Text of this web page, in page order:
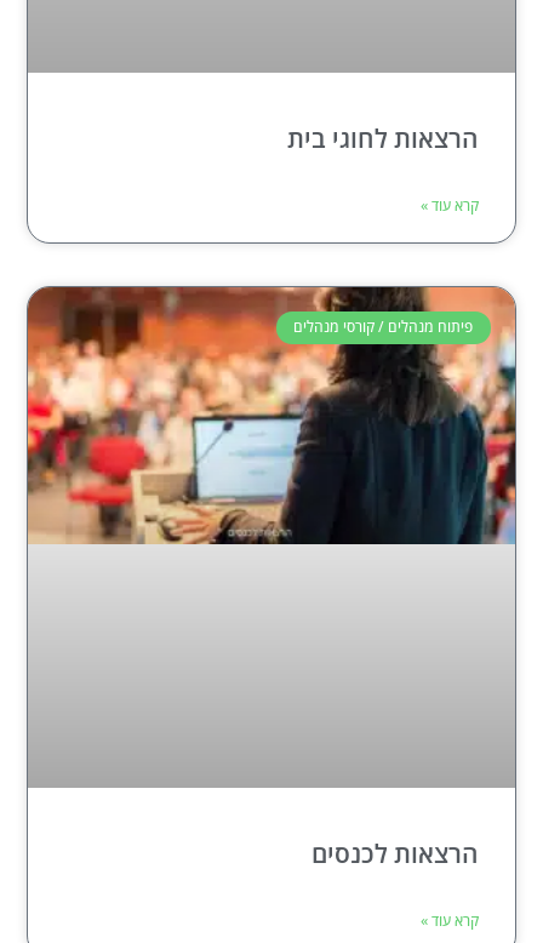
הרצאות לחוגי בית
קרא עוד »
פיתוח מנהלים / קורסי מנהלים
הרצאות לכנסים
קרא עוד »